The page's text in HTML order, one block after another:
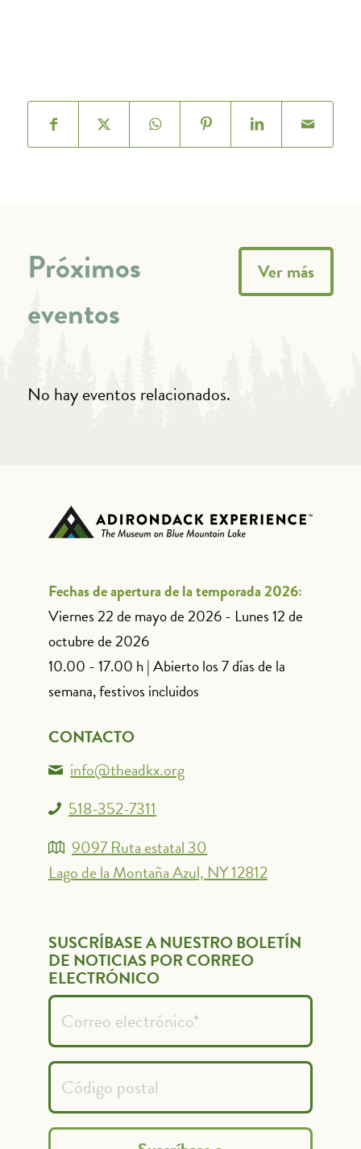
No hay eventos relacionados.
Próximos
eventos
Ver más
Fechas de apertura de la temporada 2026:
Viernes 22 de mayo de 2026 - Lunes 12 de
octubre de 2026
10.00 - 17.00 h | Abierto los 7 días de la
semana, festivos incluidos
CONTACTO
info@theadkx.org
518-352-7311
9097 Ruta estatal 30
Lago de la Montaña Azul, NY 12812
SUSCRÍBASE A NUESTRO BOLETÍN
DE NOTICIAS POR CORREO
ELECTRÓNICO